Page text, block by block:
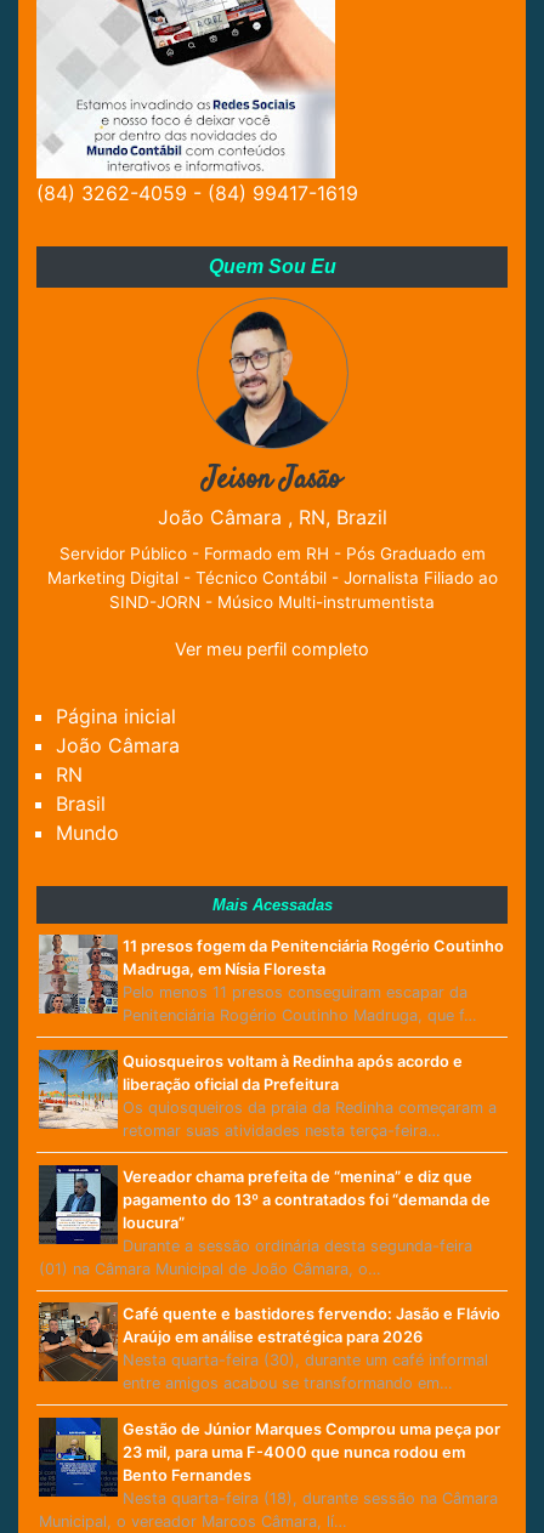
(84) 3262-4059 - (84) 99417-1619
Quem Sou Eu
Jeison Jasão
João Câmara , RN, Brazil
Servidor Público - Formado em RH - Pós Graduado em
Marketing Digital - Técnico Contábil - Jornalista Filiado ao
SIND-JORN - Músico Multi-instrumentista
Ver meu perfil completo
Página inicial
João Câmara
RN
Brasil
Mundo
Mais Acessadas
11 presos fogem da Penitenciária Rogério Coutinho
Madruga, em Nísia Floresta
Pelo menos 11 presos conseguiram escapar da
Penitenciária Rogério Coutinho Madruga, que f…
Quiosqueiros voltam à Redinha após acordo e
liberação oficial da Prefeitura
Os quiosqueiros da praia da Redinha começaram a
retomar suas atividades nesta terça-feira…
Vereador chama prefeita de “menina” e diz que
pagamento do 13º a contratados foi “demanda de
loucura”
Durante a sessão ordinária desta segunda-feira
(01) na Câmara Municipal de João Câmara, o…
Café quente e bastidores fervendo: Jasão e Flávio
Araújo em análise estratégica para 2026
Nesta quarta-feira (30), durante um café informal
entre amigos acabou se transformando em…
Gestão de Júnior Marques Comprou uma peça por
23 mil, para uma F-4000 que nunca rodou em
Bento Fernandes
Nesta quarta-feira (18), durante sessão na Câmara
Municipal, o vereador Marcos Câmara, lí…